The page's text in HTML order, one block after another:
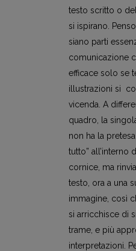
testo scritto o
si ispirano.
siano parti
comunicazione
efficace solo se
illustrazioni si
vicenda. A
quadro, la
non ha la
tutto” all’interno
cornice, ma
testo, ora a una
immagine, così
si arricchisce di
trame, e più
interpretazioni.